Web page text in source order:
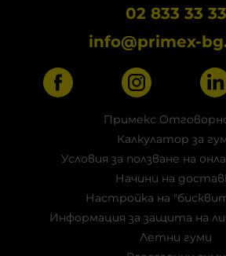
02 833 33 33
info@primex-
Примекс
Калкулатор за
Условия за ползване на
Начини на
Настройка на
Информация за защита на
Летни гуми